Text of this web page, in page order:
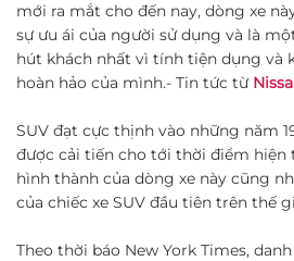
mới ra mắt cho đến nay, dòng xe
sự ưu ái của người sử dụng và là
hút khách nhất vì tính tiện dụng và
hoàn hảo của mình.- Tin tức từ
SUV đạt cực thịnh vào những năm
được cải tiến cho tới thời điểm hiện
hình thành của dòng xe này cũng
của chiếc xe SUV đầu tiên trên thế
Theo thời báo New York Times,